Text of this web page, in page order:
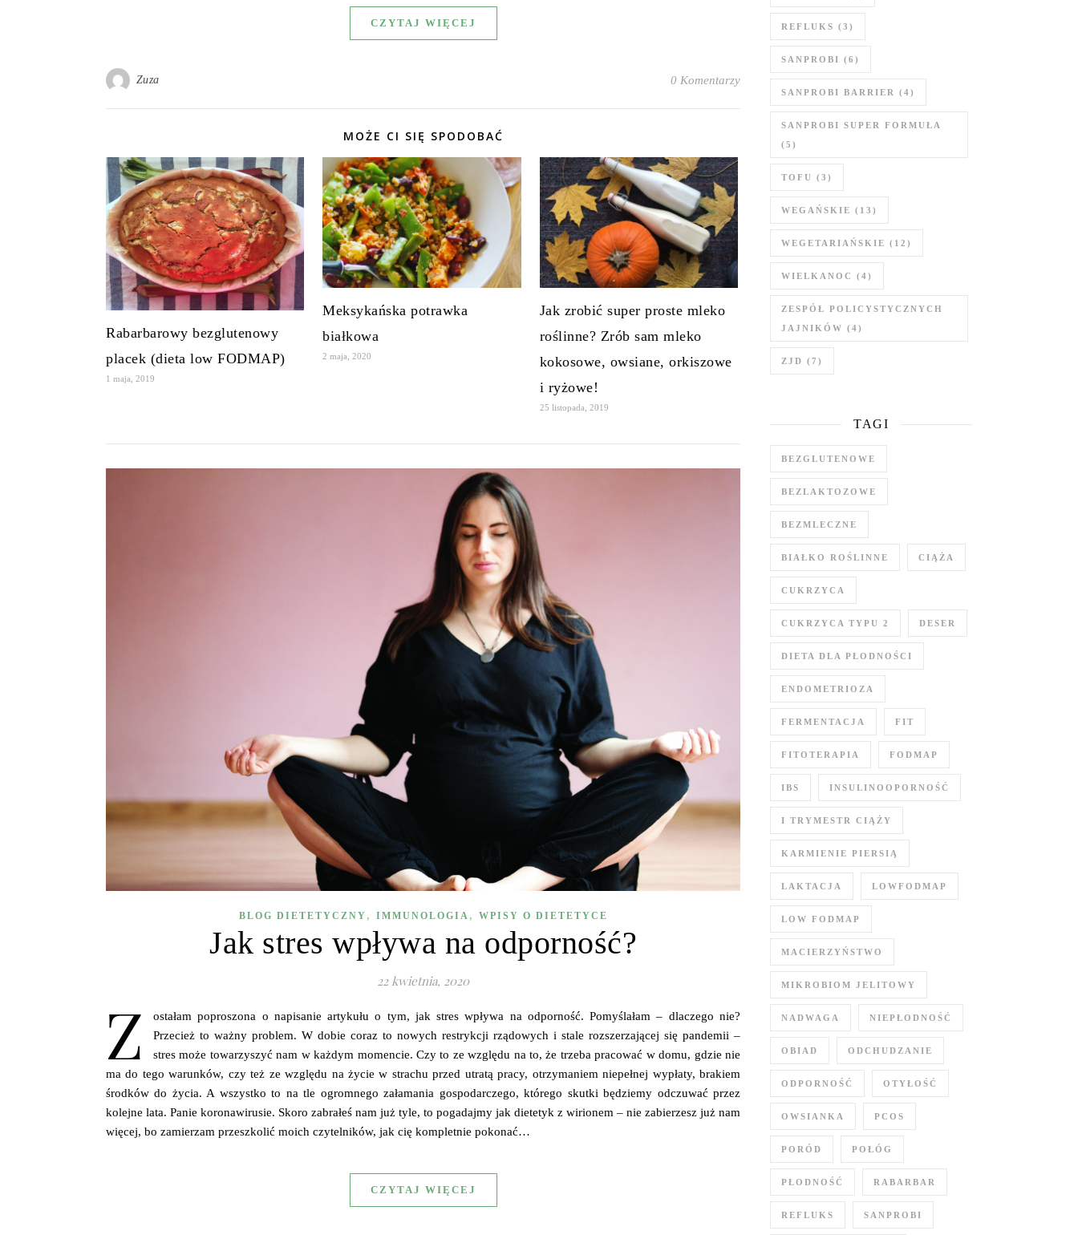
CZYTAJ WIĘCEJ
Zuza 0 Komentarzy
MOŻE CI SIĘ SPODOBAĆ
Rabarbarowy bezglutenowy
placek (dieta low FODMAP)
1 maja, 2019
Meksykańska potrawka
białkowa
2 maja, 2020
Jak zrobić super proste mleko
roślinne? Zrób sam mleko
kokosowe, owsiane, orkiszowe
i ryżowe!
25 listopada, 2019
BLOG DIETETYCZNY , IMMUNOLOGIA , WPISY O DIETETYCE
Jak stres wpływa na odporność?
22 kwietnia, 2020
Z
ostałam poproszona o napisanie artykułu o tym, jak stres wpływa na odporność. Pomyślałam – dlaczego nie?
Przecież to ważny problem. W dobie coraz to nowych restrykcji rządowych i stale rozszerzającej się pandemii –
stres może towarzyszyć nam w każdym momencie. Czy to ze względu na to, że trzeba pracować w domu, gdzie nie
ma do tego warunków, czy też ze względu na życie w strachu przed utratą pracy, otrzymaniem niepełnej wypłaty, brakiem
środków do życia. A wszystko to na tle ogromnego załamania gospodarczego, którego skutki będziemy odczuwać przez
kolejne lata. Panie koronawirusie. Skoro zabrałeś nam już tyle, to pogadajmy jak dietetyk z wirionem – nie zabierzesz już nam
więcej, bo zamierzam przeszkolić moich czytelników, jak cię kompletnie pokonać…
CZYTAJ WIĘCEJ
REFLUKS (3)
SANPROBI (6)
SANPROBI BARRIER (4)
SANPROBI SUPER FORMUŁA
(5)
TOFU (3)
WEGAŃSKIE (13)
WEGETARIAŃSKIE (12)
WIELKANOC (4)
ZESPÓŁ POLICYSTYCZNYCH
JAJNIKÓW (4)
ZJD (7)
TAGI
BEZGLUTENOWE
BEZLAKTOZOWE
BEZMLECZNE
BIAŁKO ROŚLINNE CIĄŻA
CUKRZYCA
CUKRZYCA TYPU 2 DESER
DIETA DLA PŁODNOŚCI
ENDOMETRIOZA
FERMENTACJA FIT
FITOTERAPIA FODMAP
IBS INSULINOOPORNOŚĆ
I TRYMESTR CIĄŻY
KARMIENIE PIERSIĄ
LAKTACJA LOWFODMAP
LOW FODMAP
MACIERZYŃSTWO
MIKROBIOM JELITOWY
NADWAGA NIEPŁODNOŚĆ
OBIAD ODCHUDZANIE
ODPORNOŚĆ OTYŁOŚĆ
OWSIANKA PCOS
PORÓD POŁÓG
PŁODNOŚĆ RABARBAR
REFLUKS SANPROBI